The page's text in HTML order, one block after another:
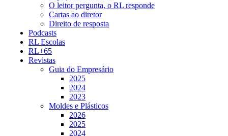
O leitor pergunta, o RL responde
Cartas ao diretor
Direito de resposta
Podcasts
RL Escolas
RL+65
Revistas
Guia do Empresário
2025
2024
2023
Moldes e Plásticos
2026
2025
2024